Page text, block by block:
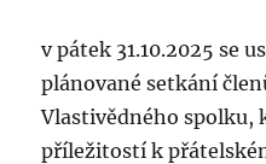
v pátek 31.10.2025 se
plánované setkání
Vlastivědného spolku,
příležitostí k